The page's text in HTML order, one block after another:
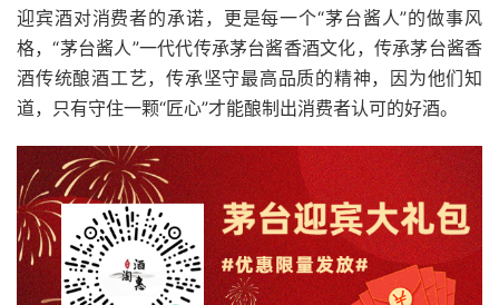
迎宾酒对消费者的承诺，更是每一个“茅台酱人”的做事风
格，“茅台酱人”一代代传承茅台酱香酒文化，传承茅台酱香
酒传统酿酒工艺，传承坚守最高品质的精神，因为他们知
道，只有守住一颗“匠心”才能酿制出消费者认可的好酒。